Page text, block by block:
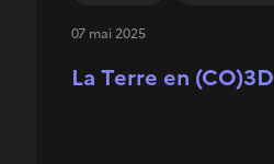
La Terre en (CO)3D
07 mai 2025